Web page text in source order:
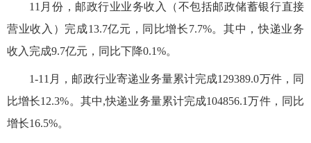
11月份，邮政行业业务收入
（不包括邮政储蓄银行直接
营业收入） 完成13.7亿元，同比增长7.7%。其中，快递业务
收入完成9.7亿元，同比 下降0.1%。
1-11月 ，邮政行业寄递业务量累计完成129389.0万件，同
比增长12.3%。其中,快递业务量累计完成104856.1万件，同比
增长16.5%。